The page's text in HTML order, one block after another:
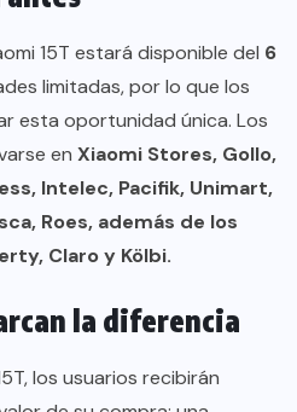
15T estará disponible del 6
limitadas, por lo que los
esta oportunidad única. Los
en Xiaomi Stores, Gollo,
Intelec, Pacifik, Unimart,
Roes, además de los
Claro y Kölbi.
la diferencia
los usuarios recibirán